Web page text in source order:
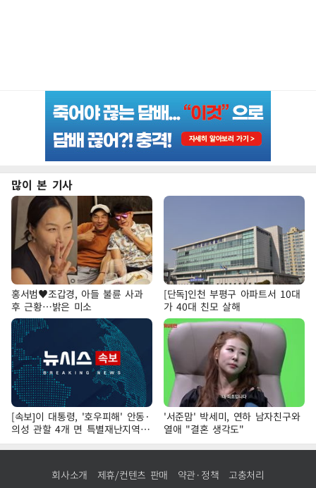
많이 본 기사
홍서범♥조갑경, 아들 불륜 사과
후 근황…밝은 미소
[단독]인천 부평구 아파트서 10대
가 40대 친모 살해
[속보]이 대통령, '호우피해' 안동·
의성 관할 4개 면 특별재난지역
선포
'서준맘' 박세미, 연하 남자친구와
열애 "결혼 생각도"
회사소개 제휴/컨텐츠 판매 약관·정책 고충처리